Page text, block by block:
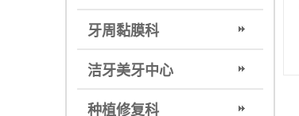
牙周黏膜科
洁牙美牙中心
种植修复科